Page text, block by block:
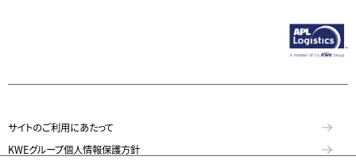
サイトのご利用にあたって
KWEグループ個人情報保護方針